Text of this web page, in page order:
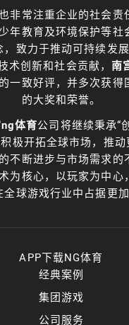
非常注重企业的社会责
年教育及环境保护等社
，致力于推动可持续发
术创新和社会贡献， 南
一致好评，并多次获得
的大奖和荣誉。
体育公司将继续秉承“
极开拓全球市场，推
不断进步与市场需求的
为核心，以玩家为中心
全球游戏行业中占据更加
APP下载NG体育
经典案例
集团游戏
公司服务